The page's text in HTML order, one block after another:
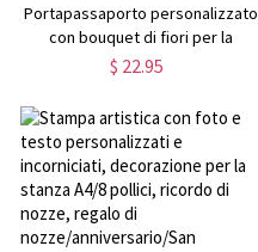
Portapassaporto personalizzato
con bouquet di fiori per la
nascita, custodia per passaporto
viaggio, regalo migliore amica,
regalo di compleanno per
donne/ragazze
$ 22.95